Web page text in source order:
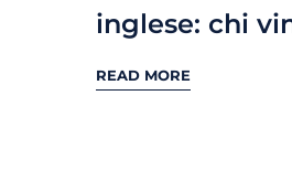
inglese: chi
READ MORE